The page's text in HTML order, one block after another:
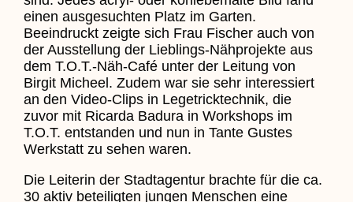
einen ausgesuchten Platz im Garten.
Beeindruckt zeigte sich Frau Fischer auch von
der Ausstellung der Lieblings-Nähprojekte aus
dem T.O.T.-Näh-Café unter der Leitung von
Birgit Micheel. Zudem war sie sehr interessiert
an den Video-Clips in Legetricktechnik, die
zuvor mit Ricarda Badura in Workshops im
T.O.T. entstanden und nun in Tante Gustes
Werkstatt zu sehen waren.
Die Leiterin der Stadtagentur brachte für die ca.
30 aktiv beteiligten jungen Menschen eine